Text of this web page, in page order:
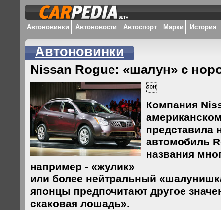
Автоновинки Автоновости Автоспорт Марки История
Автоновинки
Nissan Rogue: «шалун» с

Компания
представила
автомобиль
названия
например - «жулик»
или более нейтральный
японцы предпочитают другое
скаковая лошадь».